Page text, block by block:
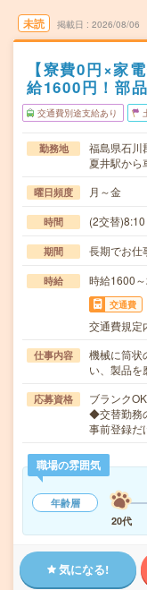
未読 掲載日 2026/08/06
【寮費0円×家
給1600円！部
交通費別途支給あり
勤務地
福島県石川
夏井駅から
曜日頻度 月～金
時間 (2交替
期間 長期でお仕
時給 時給1600
交通費
交通費規定
仕事内容
機械に筒状
い、製品
応募資格
ブランク
◆交替勤務
事前登録だ
職場の雰囲気
年齢層
20代
気になる!